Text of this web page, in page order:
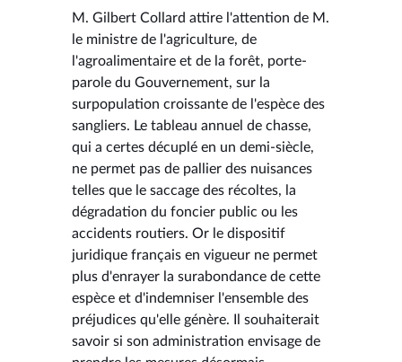
M. Gilbert Collard attire l'attention de M.
le ministre de l'agriculture, de
l'agroalimentaire et de la forêt, porte-
parole du Gouvernement, sur la
surpopulation croissante de l'espèce des
sangliers. Le tableau annuel de chasse,
qui a certes décuplé en un demi-siècle,
ne permet pas de pallier des nuisances
telles que le saccage des récoltes, la
dégradation du foncier public ou les
accidents routiers. Or le dispositif
juridique français en vigueur ne permet
plus d'enrayer la surabondance de cette
espèce et d'indemniser l'ensemble des
préjudices qu'elle génère. Il souhaiterait
savoir si son administration envisage de